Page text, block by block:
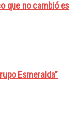
que no cambió es
Esmeralda”